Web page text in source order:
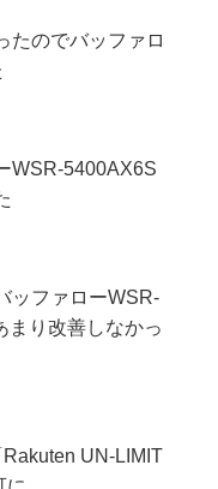
たのでバッファロ
WSR-5400AX6S
ッファローWSR-
まり改善しなかっ
UN-LIMIT